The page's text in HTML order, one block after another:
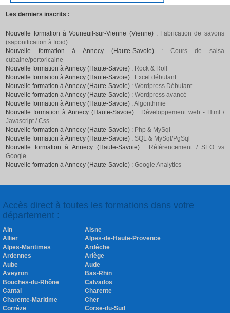
Les derniers inscrits :
Nouvelle formation à Vouneuil-sur-Vienne (Vienne) : Fabrication de savons
(saponification à froid)
Nouvelle formation à Annecy (Haute-Savoie) : Cours de salsa
cubaine/portoricaine
Nouvelle formation à Annecy (Haute-Savoie) : Rock & Roll
Nouvelle formation à Annecy (Haute-Savoie) : Excel débutant
Nouvelle formation à Annecy (Haute-Savoie) :Wordpress Débutant
Nouvelle formation à Annecy (Haute-Savoie) :Wordpress avancé
Nouvelle formation à Annecy (Haute-Savoie) :Algorithmie
Nouvelle formation à Annecy (Haute-Savoie) : Développement web - Html /
Javascript / Css
Nouvelle formation à Annecy (Haute-Savoie) : Php & MySql
Nouvelle formation à Annecy (Haute-Savoie) : SQL & MySql/PgSql
Nouvelle formation à Annecy (Haute-Savoie) :
Référencement / SEO vs
Google
Nouvelle formation à Annecy (Haute-Savoie) :Google Analytics
Accès direct à toutes les formations dans votre
département :
Ain
Aisne
Allier
Alpes-de-Haute-Provence
Alpes-Maritimes
Ardèche
Ardennes
Ariège
Aube
Aude
Aveyron
Bas-Rhin
Bouches-du-Rhône
Calvados
Cantal
Charente
Charente-Maritime
Cher
Corrèze
Corse-du-Sud